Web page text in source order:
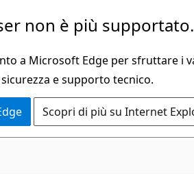
non è più supportato.
a Microsoft Edge per sfruttare i
e supporto tecnico.
Scopri di più su Internet